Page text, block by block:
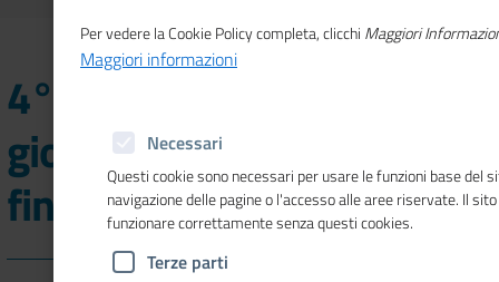
4° Alt Finance Day,
giornata dedicata alla
finanza alternativa
Per vedere la Cookie Policy completa, clicchi Maggiori
Maggiori informazioni
Necessari
Questi cookie sono necessari per usare le funzioni base del
navigazione delle pagine o l'accesso alle aree riservate. Il
funzionare correttamente senza questi cookies.
Terze parti